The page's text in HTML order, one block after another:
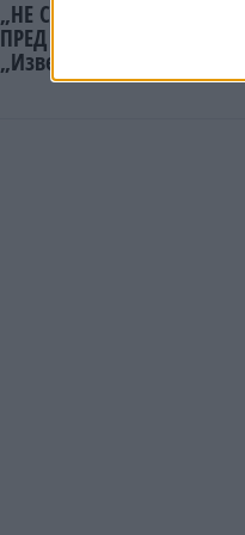
„НЕ СМЕ НА ДНОТО, ТУКУ
ПРЕД РЕГИОНОТ“ -
„Извештајот на Евростат ги
руши вашите тврдења“